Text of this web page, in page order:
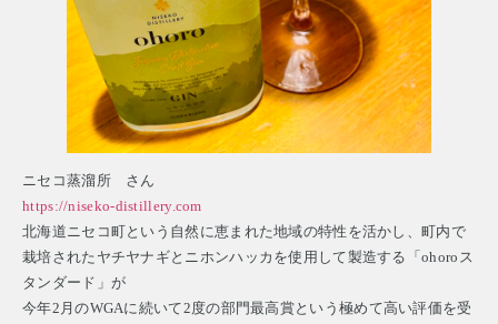
ニセコ蒸溜所 さん
https://niseko-distillery.com
北海道ニセコ町という自然に恵まれた地域の特性を活かし、町内で
栽培されたヤチヤナギとニホンハッカを使用して製造する「ohoroス
タンダード」が
今年2月のWGAに続いて2度の部門最高賞という極めて高い評価を受